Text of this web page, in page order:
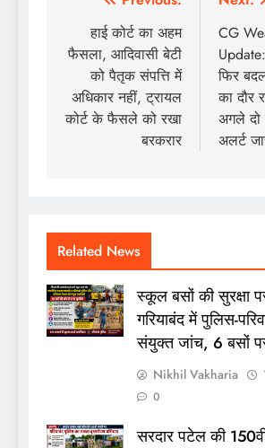
navigation
हाई कोर्ट का अहम
फैसला, आदिवासी बेटी
को पैतृक संपत्ति में
अधिकार नहीं, ट्रायल
कोर्ट के फैसले को रखा
बरकरार
CG
फिर
का दौर
अगले दो
अलर्ट
Related News
स्कूल बसों की सुरक्षा
गरियाबंद में पुलिस-
संयुक्त जांच, 6 बसों पर
Nikhil Vakharia
0
सरदार पटेल की